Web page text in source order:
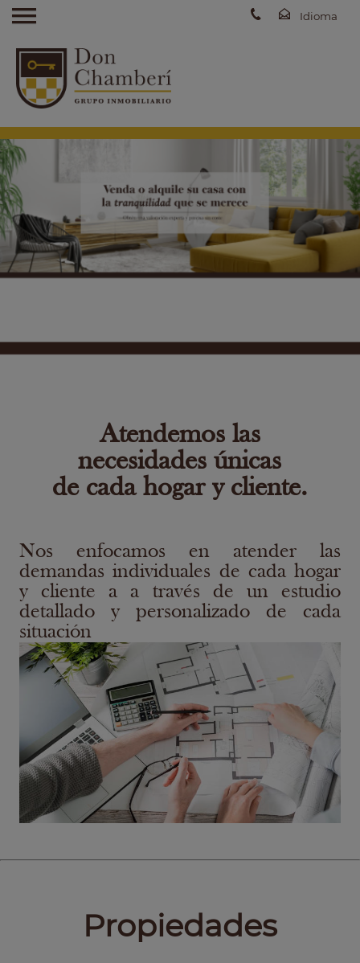
Atendemos las
necesidades únicas
de cada hogar y cliente.
Nos enfocamos en atender las
demandas individuales de cada hogar
y cliente a a través de un estudio
detallado y personalizado de cada
situación
Propiedades